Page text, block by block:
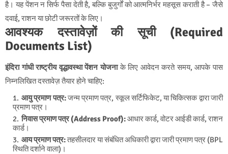
है। यह पेंशन न सिर्फ पैसा देती है, बल्कि बुजुर्गों को आत्मनिर्भर महसूस कराती है – जैसे
दवाई, राशन या छोटी जरूरतों के लिए।
आवश्यक दस्तावेज़ों की सूची (Required
Documents List)
इंदिरा गांधी राष्ट्रीय वृद्धावस्था पेंशन योजनाके लिए आवेदन करते समय, आपके पास
निम्नलिखित दस्तावेज़ तैयार होने चाहिए:
आयु प्रमाण पत्र:जन्म प्रमाण पत्र, स्कूल सर्टिफिकेट, या चिकित्सक द्वारा जारी
प्रमाण पत्र।
निवास प्रमाण पत्र (Address Proof):आधार कार्ड, वोटर आईडी कार्ड, राशन
कार्ड।
आय प्रमाण पत्र:तहसीलदार या संबंधित अधिकारी द्वारा जारी प्रमाण पत्र (BPL
स्थिति दर्शाने वाला)।